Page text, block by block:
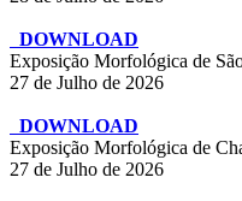
DOWNLOAD
Exposição Morfológica de
27 de Julho de 2026
DOWNLOAD
Exposição Morfológica de
27 de Julho de 2026